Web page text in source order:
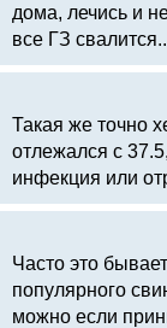
дома, лечись и
все ГЗ
Такая же точно
отлежался с
инфекция или
Часто это
популярного
можно если